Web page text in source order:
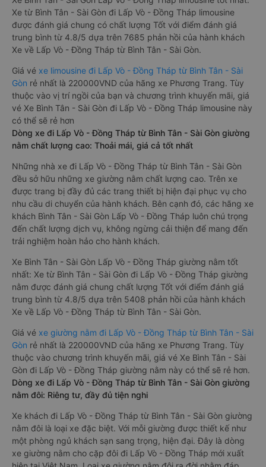
Xe từ Bình Tân - Sài Gòn đi Lấp Vò - Đồng Tháp limousine
được đánh giá chung có chất lượng Tốt với điểm đánh giá
trung bình từ 4.8/5 dựa trên 7685 phản hồi của hành khách
Xe về Lấp Vò - Đồng Tháp từ Bình Tân - Sài Gòn.
Giá vé xe limousine đi Lấp Vò - Đồng Tháp từ Bình Tân - Sài
Gòn rẻ nhất là 220000VND của hãng xe Phương Trang. Tùy
thuộc vào vị trí ngồi của bạn và chương trình khuyến mãi, giá
vé Xe Bình Tân - Sài Gòn đi Lấp Vò - Đồng Tháp limousine này
có thể sẽ rẻ hơn
Dòng xe đi Lấp Vò - Đồng Tháp từ Bình Tân - Sài Gòn giường
nằm chất lượng cao: Thoải mái, giá cả tốt nhất
Những nhà xe đi Lấp Vò - Đồng Tháp từ Bình Tân - Sài Gòn
đều sở hữu những xe giường nằm chất lượng cao. Trên xe
được trang bị đầy đủ các trang thiết bị hiện đại phục vụ cho
nhu cầu di chuyển của hành khách. Bên cạnh đó, các hãng xe
khách Bình Tân - Sài Gòn Lấp Vò - Đồng Tháp luôn chú trọng
đến chất lượng dịch vụ, không ngừng cải thiện để mang đến
trải nghiệm hoàn hảo cho hành khách.
Xe Bình Tân - Sài Gòn Lấp Vò - Đồng Tháp giường nằm tốt
nhất: Xe từ Bình Tân - Sài Gòn đi Lấp Vò - Đồng Tháp giường
nằm được đánh giá chung chất lượng Tốt với điểm đánh giá
trung bình từ 4.8/5 dựa trên 5408 phản hồi của hành khách
Xe về Lấp Vò - Đồng Tháp từ Bình Tân - Sài Gòn.
Giá vé xe giường nằm đi Lấp Vò - Đồng Tháp từ Bình Tân - Sài
Gòn rẻ nhất là 220000VND của hãng xe Phương Trang. Tùy
thuộc vào chương trình khuyến mãi, giá vé Xe Bình Tân - Sài
Gòn đi Lấp Vò - Đồng Tháp giường nằm này có thể sẽ rẻ hơn.
Dòng xe đi Lấp Vò - Đồng Tháp từ Bình Tân - Sài Gòn giường
nằm đôi: Riêng tư, đầy đủ tiện nghi
Xe khách đi Lấp Vò - Đồng Tháp từ Bình Tân - Sài Gòn giường
nằm đôi là loại xe đặc biệt. Với mỗi giường được thiết kế như
một phòng ngủ khách sạn sang trọng, hiện đại. Đây là dòng
xe giường nằm cho cặp đôi đi Lấp Vò - Đồng Tháp mới xuất